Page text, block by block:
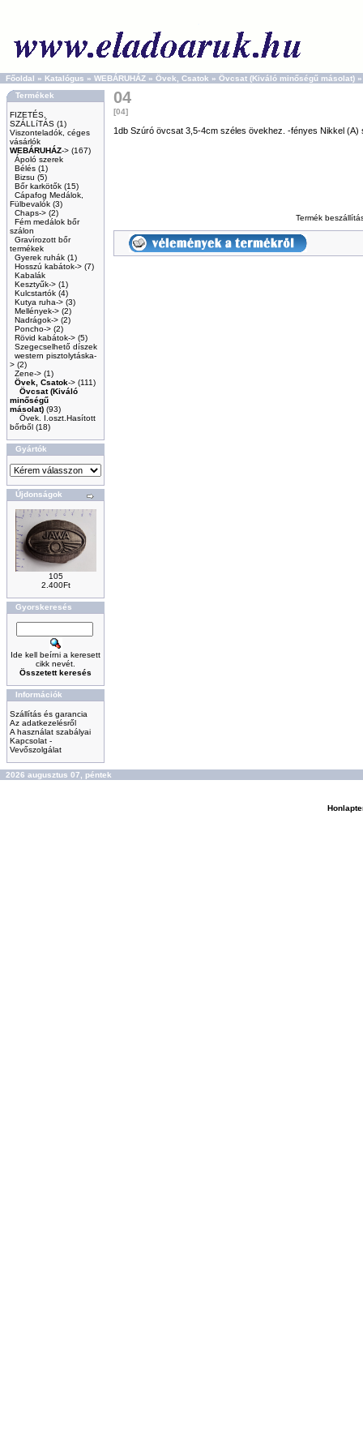
Főoldal » Katalógus » WEBÁRUHÁZ » Övek, Csatok » Övcsat (Kiváló minőségű másolat)
Termékek
FIZETÉS,
SZÁLLíTÁS (1)
Viszonteladók, céges
vásárlók
WEBÁRUHÁZ-> (167)
Ápoló szerek
Bélés (1)
Bizsu (5)
Bőr karkötők (15)
Cápafog Medálok,
Fülbevalók (3)
Chaps-> (2)
Fém medálok bőr
szálon
Gravírozott bőr
termékek
Gyerek ruhák (1)
Hosszú kabátok-> (7)
Kabalák
Kesztyűk-> (1)
Kulcstartók (4)
Kutya ruha-> (3)
Mellények-> (2)
Nadrágok-> (2)
Poncho-> (2)
Rövid kabátok-> (5)
Szegecselhető díszek
western pisztolytáska-
> (2)
Zene-> (1)
Övek, Csatok-> (111)
Övcsat (Kiváló
minőségű
másolat) (93)
Övek. I.oszt.Hasított
bőrből (18)
Gyártók
Újdonságok
105
2.400Ft
Gyorskeresés
Ide kell beírni a keresett
cikk nevét.
Összetett keresés
Információk
Szállítás és garancia
Az adatkezelésről
A használat szabályai
Kapcsolat -
Vevőszolgálat
04
[04]
1db Szúró övcsat 3,5-4cm széles övekhez. -fényes Nikkel (A)
Termék
2026 augusztus 07, péntek